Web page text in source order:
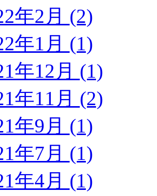
年2月 (2)
年1月 (1)
年12月 (1)
年11月 (2)
年9月 (1)
年7月 (1)
年4月 (1)